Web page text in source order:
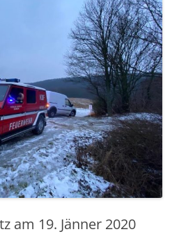
am 19. Jänner 2020